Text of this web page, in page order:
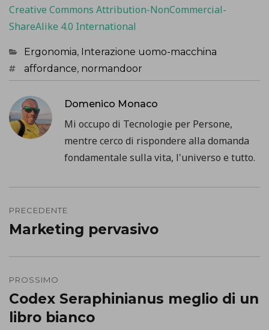
Creative Commons Attribution-NonCommercial-
ShareAlike 4.0 International
Categorie
Ergonomia, Interazione uomo-macchina
Tagaffordance, normandoor
Domenico Monaco
Mi occupo di Tecnologie per Persone,
mentre cerco di rispondere alla domanda
fondamentale sulla vita, l'universo e tutto.
Navigazione
articoli
PRECEDENTE
Precedente
Marketing pervasivo
PROSSIMO
Prossimo
post:
Codex Seraphinianus meglio di un
libro bianco